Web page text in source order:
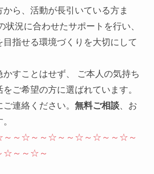
ら、活動が長引いている方ま
状況に合わせたサポートを行い、
目指せる環境づくりを大切にして
かすことはせず、 ご本人の気持ち
ご希望の方に選ばれています。
連絡ください。 無料ご相談、お
～☆～～☆～～☆～☆～～☆～
☆～～☆～